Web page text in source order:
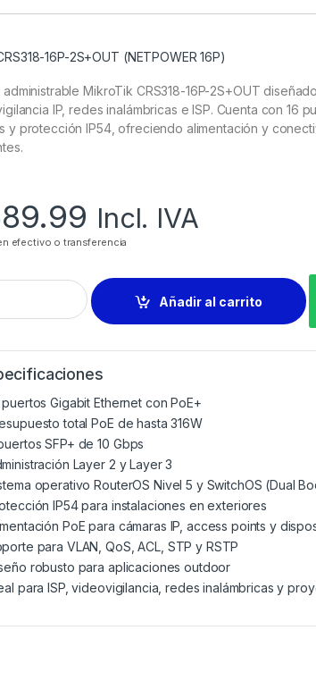
16P-2S+OUT (NETPOWER 16P)
administrable MikroTik CRS318-16P-2S+OUT
IP, redes inalámbricas e ISP. Cuenta con 16
y protección IP54, ofreciendo alimentación y
Incl. IVA
efectivo o transferencia
Añadir al carrito
puertos Gigabit Ethernet con PoE+
total PoE de hasta 316W
SFP+ de 10 Gbps
Layer 2 y Layer 3
operativo RouterOS Nivel 5 y SwitchOS (Dual
IP54 para instalaciones en exteriores
PoE para cámaras IP, access points y
para VLAN, QoS, ACL, STP y RSTP
robusto para aplicaciones outdoor
para ISP, videovigilancia, redes inalámbricas y